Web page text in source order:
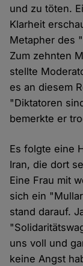
und zu töten.
Klarheit
Metapher des
Zum zehnten
stellte
es an diesem
"Diktatoren
bemerkte er
Es folgte eine
Iran, die dort
Eine Frau mit
sich ein
stand darauf.
uns voll und
keine Angst